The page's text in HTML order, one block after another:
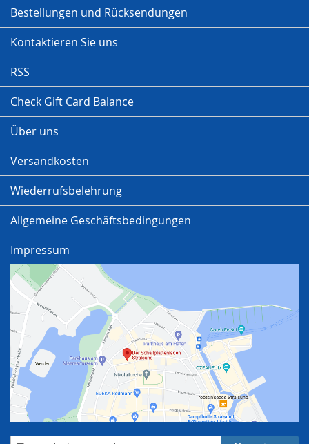
Bestellungen und Rücksendungen
Kontaktieren Sie uns
RSS
Check Gift Card Balance
Über uns
Versandkosten
Wiederrufsbelehrung
Allgemeine Geschäftsbedingungen
Impressum